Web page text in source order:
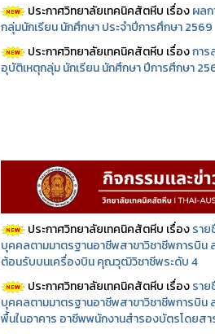
ประกาศวิทยาลัยเทคนิคสัตหีบ เรื่องผล
กลุ่มนักเรียน นักศึกษา ประจำปีการศึกษา 2569
ประกาศวิทยาลัยเทคนิคสัตหีบ เรื่องการ
อุบัติเหตุกลุ่ม นักเรียน นักศึกษา ปีการศึกษา
ประกาศวิทยาลัยเทคนิคสัตหีบ เรื่องรา
บุคคลตามมาตรฐานอาชีพสาขาวิชาชีพการบิ
ต้อนรับบนเครื่องบิน คุณวุฒิวิชาชีพระดับ 4
ประกาศวิทยาลัยเทคนิคสัตหีบ เรื่องรา
บุคคลตามมาตรฐานอาชีพสาขาวิชาชีพการบิ
พื้นในอาคาร อาชีพพนักงานสำรองบัตรโดยส